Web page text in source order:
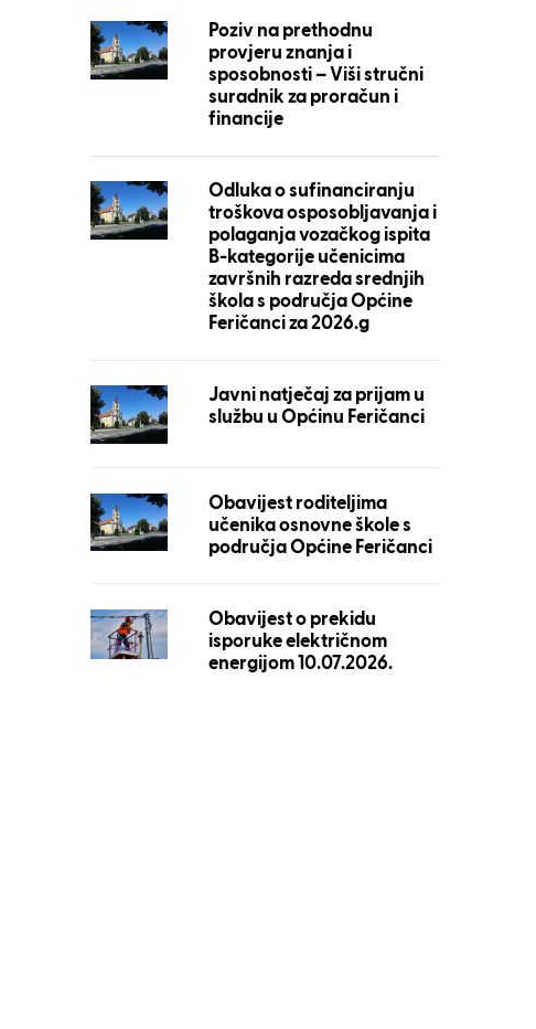
Poziv na prethodnu
provjeru znanja i
sposobnosti – Viši stručni
suradnik za proračun i
financije
Odluka o sufinanciranju
troškova osposobljavanja i
polaganja vozačkog ispita
B-kategorije učenicima
završnih razreda srednjih
škola s područja Općine
Feričanci za 2026.g
Javni natječaj za prijam u
službu u Općinu Feričanci
Obavijest roditeljima
učenika osnovne škole s
područja Općine Feričanci
Obavijest o prekidu
isporuke električnom
energijom 10.07.2026.